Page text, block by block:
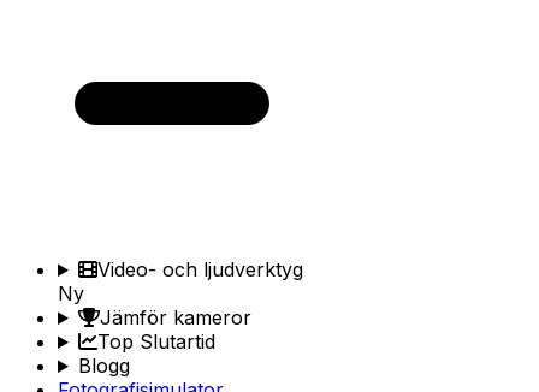
Video- och ljudverktyg
Ny
Jämför kameror
Top Slutartid
Blogg